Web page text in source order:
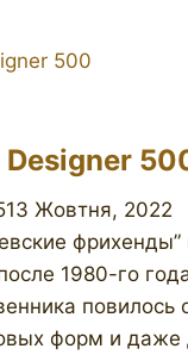
Designer
13 Жовтня, 2022
1980-го
повилось
форм и даже